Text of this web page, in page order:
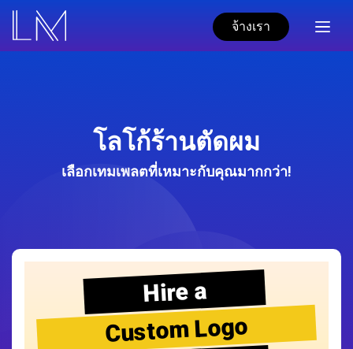
จ้างเรา
โลโก้ร้านตัดผม
เลือกเทมเพลตที่เหมาะกับคุณมากกว่า!
Hire a
Custom Logo